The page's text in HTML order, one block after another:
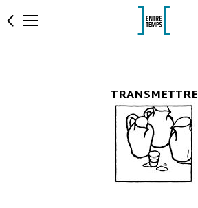
TRANSMETTRE